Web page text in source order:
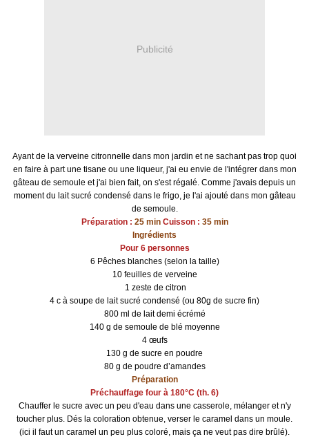
Publicité
Ayant de la verveine citronnelle dans mon jardin et ne sachant pas trop quoi
en faire à part une tisane ou une liqueur, j'ai eu envie de l'intégrer dans mon
gâteau de semoule et j'ai bien fait, on s'est régalé. Comme j'avais depuis un
moment du lait sucré condensé dans le frigo, je l'ai ajouté dans mon gâteau
de semoule.
Préparation : 25 min Cuisson : 35 min
Ingrédients
Pour 6 personnes
6 Pêches blanches (selon la taille)
10 feuilles de verveine
1 zeste de citron
4 c à soupe de lait sucré condensé (ou 80g de sucre fin)
800 ml de lait demi écrémé
140 g de semoule de blé moyenne
4 œufs
130 g de sucre en poudre
80 g de poudre d’amandes
Préparation
Préchauffage four à 180°C (th. 6)
Chauffer le sucre avec un peu d'eau dans une casserole, mélanger et n'y
toucher plus. Dés la coloration obtenue, verser le caramel dans un moule.
(ici il faut un caramel un peu plus coloré, mais ça ne veut pas dire brûlé).